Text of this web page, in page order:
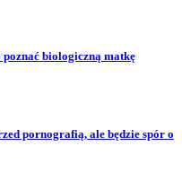
biologiczną matkę
pornografią, ale będzie spór o